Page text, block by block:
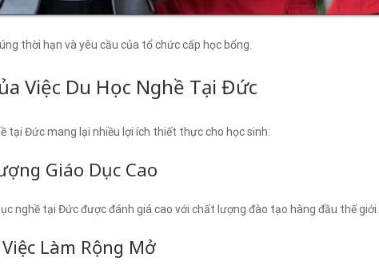
thời hạn và yêu cầu của tổ chức cấp học bổng.
Việc Du Học Nghề Tại Đức
tại Đức mang lại nhiều lợi ích thiết thực cho học sinh:
Giáo Dục Cao
nghề tại Đức được đánh giá cao với chất lượng đào tạo hàng đầu thế giới.
Làm Rộng Mở